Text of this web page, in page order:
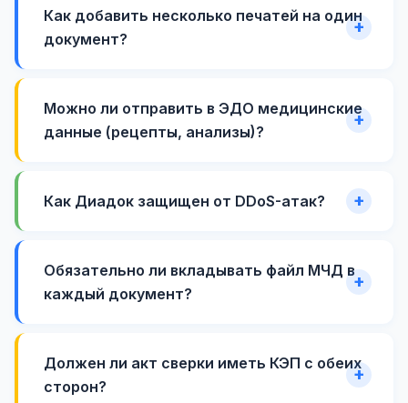
Как добавить несколько печатей на один
документ?
Можно ли отправить в ЭДО медицинские
данные (рецепты, анализы)?
Как Диадок защищен от DDoS-атак?
Обязательно ли вкладывать файл МЧД в
каждый документ?
Должен ли акт сверки иметь КЭП с обеих
сторон?